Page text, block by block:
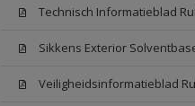
Technisch Informatieblad
Sikkens Exterior
Veiligheidsinformatieblad